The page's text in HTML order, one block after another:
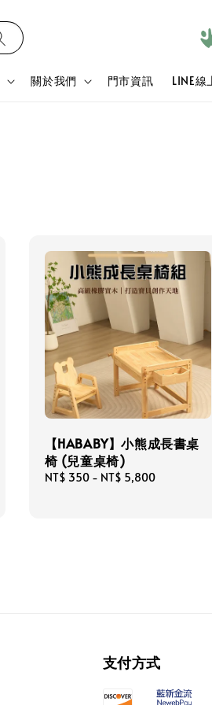
關於我們 門市資訊 LINE線
【HABABY】小熊成長書桌
椅 (兒童桌椅)
Regular
NT$ 350- NT$ 5,800
支付方式